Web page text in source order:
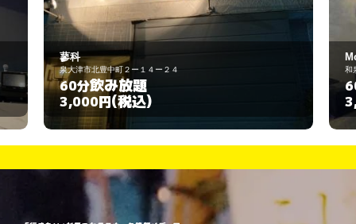
Mousa
和泉市伏屋町1-2-32
60分飲み放題
3,000円